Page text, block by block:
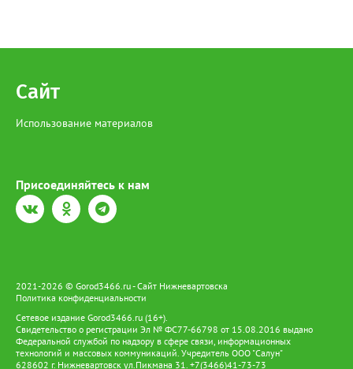
Сайт
Использование материалов
Присоединяйтесь к нам
2021-2026 © Gorod3466.ru - Сайт Нижневартовска
Политика конфиденциальности
Сетевое издание Gorod3466.ru (16+).
Свидетельство о регистрации Эл № ФС77-66798 от 15.08.2016 выдано
Федеральной службой по надзору в сфере связи, информационных
технологий и массовых коммуникаций. Учредитель ООО "Салун"
628602 г. Нижневартовск ул.Пикмана 31. +7(3466)41-73-73